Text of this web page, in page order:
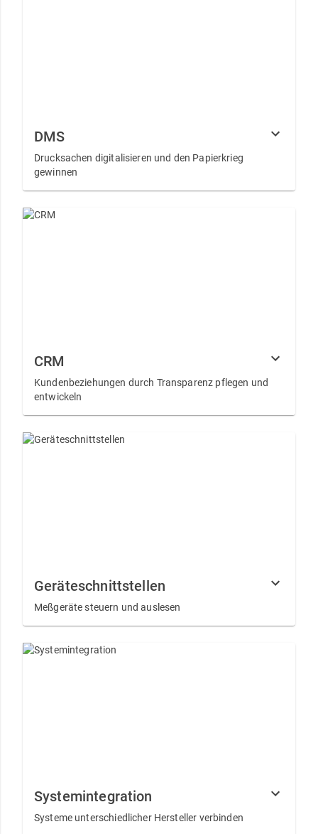
DMS
Drucksachen digitalisieren und den Papierkrieg
gewinnen
CRM
Kundenbeziehungen durch Transparenz pflegen und
entwickeln
Geräteschnittstellen
Meßgeräte steuern und auslesen
Systemintegration
Systeme unterschiedlicher Hersteller verbinden